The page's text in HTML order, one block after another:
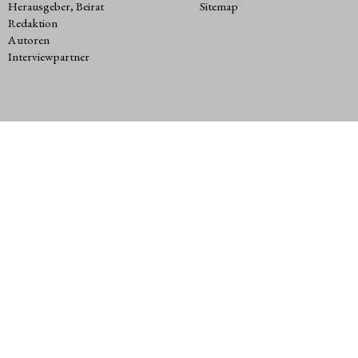
Herausgeber, Beirat
Redaktion
Autoren
Interviewpartner
Sitemap